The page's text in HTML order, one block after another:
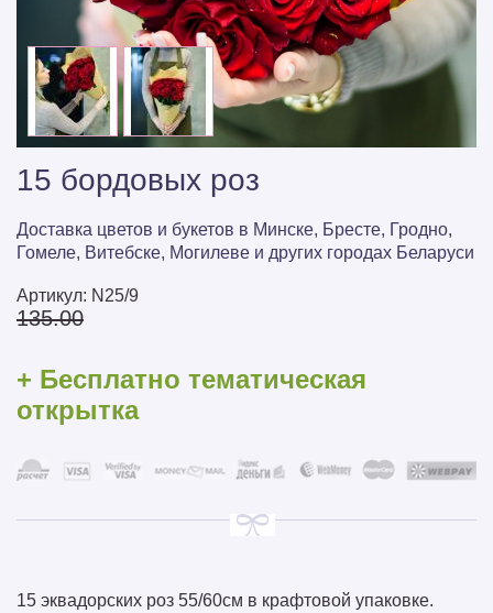
15 бордовых роз
Доставка цветов и букетов в Минске, Бресте, Гродно,
Гомеле, Витебске, Могилеве и других городах Беларуси
Артикул: N25/9
135.00
+ Бесплатно тематическая
открытка
15 эквадорских роз 55/60см в крафтовой упаковке.